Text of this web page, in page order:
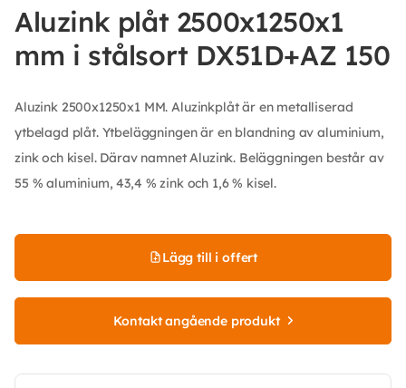
Aluzink plåt 2500x1250x1
mm i stålsort DX51D+AZ 150
Aluzink 2500x1250x1 MM. Aluzinkplåt är en metalliserad
ytbelagd plåt. Ytbeläggningen är en blandning av aluminium,
zink och kisel. Därav namnet Aluzink. Beläggningen består av
55 % aluminium, 43,4 % zink och 1,6 % kisel.
Lägg till i offert
Kontakt angående produkt